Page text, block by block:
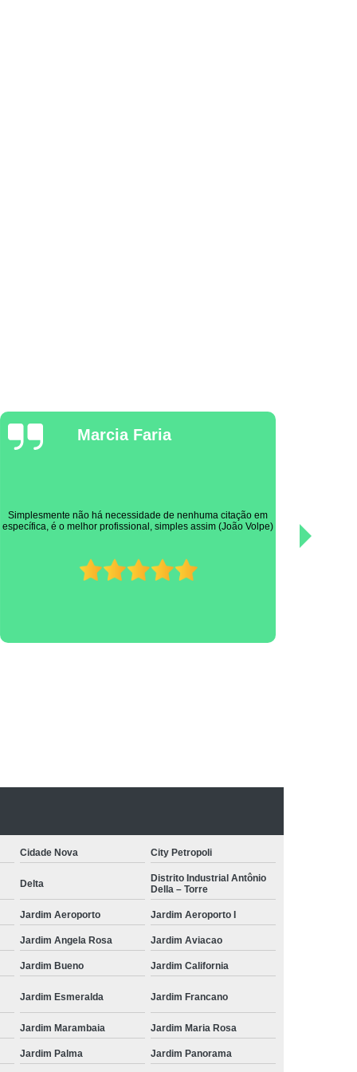
Cachorro
Perto de Mim
Isabel Kubo
Ótimo profissional! Muito experiente, prestativo e cuidadoso
com os pacientes! Nota dez.
Cidade Nova City Petropoli
Delta
Distrito Industrial Antônio
Della – Torre
Jardim Aeroporto Jardim Aeroporto I
Jardim Angela Rosa Jardim Aviacao
Jardim Bueno Jardim California
Jardim Esmeralda Jardim Francano
Jardim Marambaia Jardim Maria Rosa
Jardim Palma Jardim Panorama